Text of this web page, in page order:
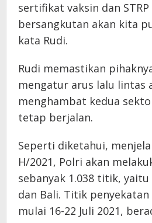
sertifikat vaksin dan
bersangkutan akan kita
kata Rudi.
Rudi memastikan
mengatur arus lalu lintas
menghambat kedua
tetap berjalan.
Seperti diketahui,
H/2021, Polri akan
sebanyak 1.038 titik, yaitu
dan Bali. Titik
mulai 16-22 Juli 2021,